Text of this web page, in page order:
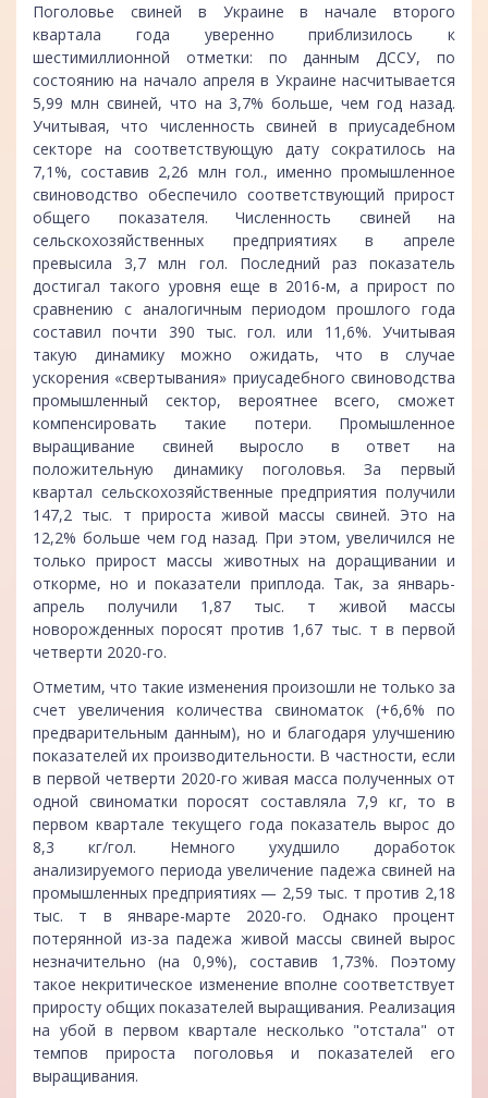
Поголовье свиней в Украине в начале второго
квартала года уверенно приблизилось к
шестимиллионной отметки: по данным ДССУ, по
состоянию на начало апреля в Украине насчитывается
5,99 млн свиней, что на 3,7% больше, чем год назад.
Учитывая, что численность свиней в приусадебном
секторе на соответствующую дату сократилось на
7,1%, составив 2,26 млн гол., именно промышленное
свиноводство обеспечило соответствующий прирост
общего показателя. Численность свиней на
сельскохозяйственных предприятиях в апреле
превысила 3,7 млн гол. Последний раз показатель
достигал такого уровня еще в 2016-м, а прирост по
сравнению с аналогичным периодом прошлого года
составил почти 390 тыс. гол. или 11,6%. Учитывая
такую динамику можно ожидать, что в случае
ускорения «свертывания» приусадебного свиноводства
промышленный сектор, вероятнее всего, сможет
компенсировать такие потери. Промышленное
выращивание свиней выросло в ответ на
положительную динамику поголовья. За первый
квартал сельскохозяйственные предприятия получили
147,2 тыс. т прироста живой массы свиней. Это на
12,2% больше чем год назад. При этом, увеличился не
только прирост массы животных на доращивании и
откорме, но и показатели приплода. Так, за январь-
апрель получили 1,87 тыс. т живой массы
новорожденных поросят против 1,67 тыс. т в первой
четверти 2020-го.
Отметим, что такие изменения произошли не только за
счет увеличения количества свиноматок (+6,6% по
предварительным данным), но и благодаря улучшению
показателей их производительности. В частности, если
в первой четверти 2020-го живая масса полученных от
одной свиноматки поросят составляла 7,9 кг, то в
первом квартале текущего года показатель вырос до
8,3 кг/гол. Немного ухудшило доработок
анализируемого периода увеличение падежа свиней на
промышленных предприятиях — 2,59 тыс. т против 2,18
тыс. т в январе-марте 2020-го. Однако процент
потерянной из-за падежа живой массы свиней вырос
незначительно (на 0,9%), составив 1,73%. Поэтому
такое некритическое изменение вполне соответствует
приросту общих показателей выращивания. Реализация
на убой в первом квартале несколько "отстала" от
темпов прироста поголовья и показателей его
выращивания.